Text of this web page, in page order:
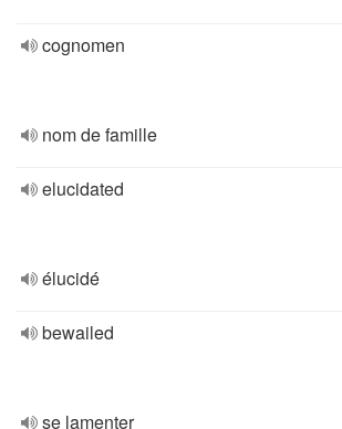
cognomen
nom de famille
elucidated
élucidé
bewailed
se lamenter